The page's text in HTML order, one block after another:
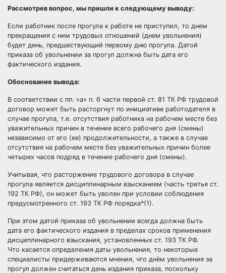
Рассмотрев вопрос, мы пришли к следующему выводу:
Если работник после прогула к работе не приступил, то днем
прекращения с ним трудовых отношений (днем увольнения)
будет день, предшествующий первому дню прогула. Датой
приказа об увольнении за прогул должна быть дата его
фактического издания.
Обоснование вывода:
В соответствии с пп. «а» п. 6 части первой ст. 81 ТК РФ трудовой
договор может быть расторгнут по инициативе работодателя в
случае прогула, т.е. отсутствия работника на рабочем месте без
уважительных причин в течение всего рабочего дня (смены)
независимо от его (ее) продолжительности, а также в случае
отсутствия на рабочем месте без уважительных причин более
четырех часов подряд в течение рабочего дня (смены).
Учитывая, что расторжение трудового договора в случае
прогула является дисциплинарным взысканием (часть третья ст.
192 ТК РФ), он может быть уволен при условии соблюдения
предусмотренного ст. 193 ТК РФ порядка*(1).
При этом датой приказа об увольнении всегда должна быть
дата его фактического издания в пределах сроков применения
дисциплинарного взыскания, установленных ст. 193 ТК РФ.
Что касается определения даты увольнения, то некоторые
специалисты придерживаются мнения, что днём увольнения за
прогул должен считаться день издания приказа, поскольку